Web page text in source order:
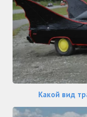
Какой вид